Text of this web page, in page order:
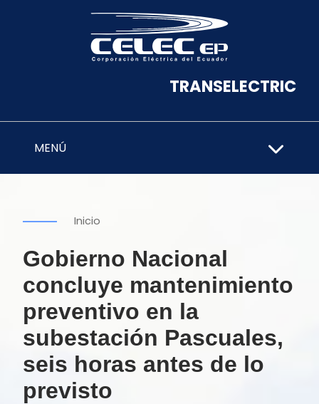
TRANSELECTRIC
MENÚ
Inicio
Gobierno Nacional
concluye mantenimiento
preventivo en la
subestación Pascuales,
seis horas antes de lo
previsto